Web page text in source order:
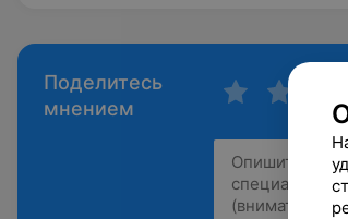
Поделитесь
мнением